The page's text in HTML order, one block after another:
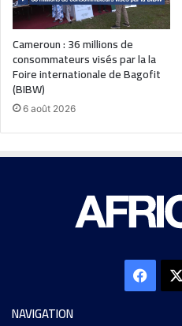
Cameroun : 36 millions de
consommateurs visés par la la
Foire internationale de Bagofit
(BIBW)
6 août 2026
NAVIGATION